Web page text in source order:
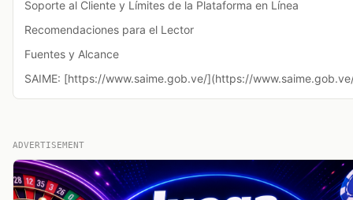
Soporte al Cliente y Límites de la Plataforma en Línea
Recomendaciones para el Lector
Fuentes y Alcance
SAIME: [https://www.saime.gob.ve/](https://
ADVERTISEMENT